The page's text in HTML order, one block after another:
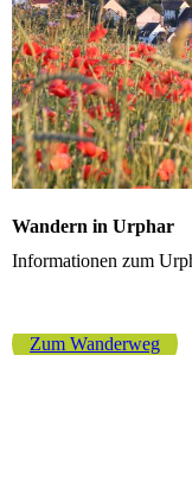
Wandern in Urphar
Informationen zum
Zum Wanderweg